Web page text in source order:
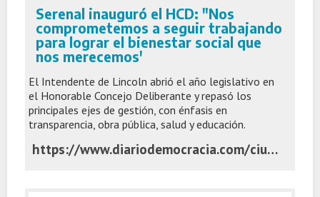
Serenal inauguró el HCD: "Nos
comprometemos a seguir trabajando
para lograr el bienestar social que
nos merecemos'
El Intendente de Lincoln abrió el año legislativo en
el Honorable Concejo Deliberante y repasó los
principales ejes de gestión, con énfasis en
transparencia, obra pública, salud y educación.
https://www.diariodemocracia.com/ciudad/lincoln/334898-serenal-inauguro-el-hcd-nos-comprometemos-a-seguir/